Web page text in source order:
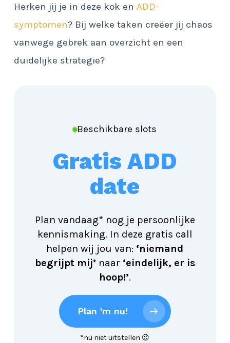
Herken jij je in deze kok en ADD-
symptomen? Bij welke taken creëer jij chaos
vanwege gebrek aan overzicht en een
duidelijke strategie?
Beschikbare slots
Gratis ADD
date
Plan vandaag* nog je persoonlijke
kennismaking. In deze gratis call
helpen wij jou van: ‘niemand
begrijpt mij’ naar ‘eindelijk, er is
hoop!’.
Plan 'm nu!
*nu niet uitstellen 😉